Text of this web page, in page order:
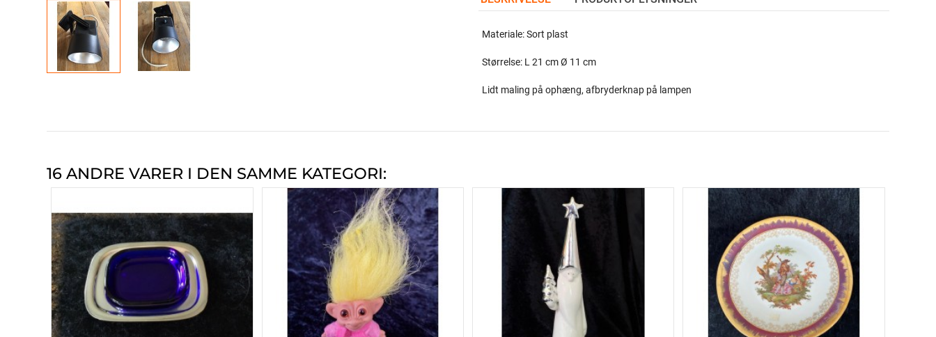
Materiale: Sort plast
Størrelse: L 21 cm Ø 11 cm
Lidt maling på ophæng, afbryderknap på lampen
16 ANDRE VARER I DEN SAMME KATEGORI: